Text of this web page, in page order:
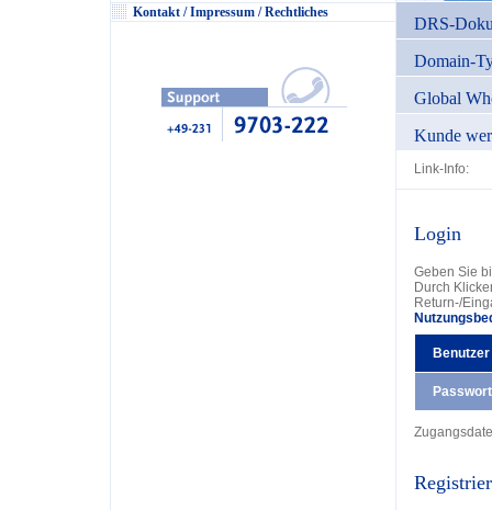
Kontakt / Impressum / Rechtliches
DRS-
Domain-
Global
Kunde
Link-Info:
Login
Geben Sie
Durch
Return-/
Benutzer
Passwort